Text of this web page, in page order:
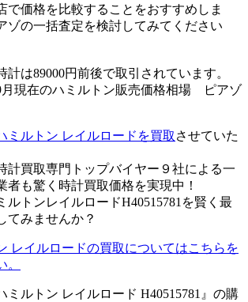
で価格を比較することをおすすめしま
ゾの一括査定を検討してみてください
計は89000円前後で取引されています。
月現在のハミルトン販売価格相場 ピアゾ
ミルトン レイルロードを買取 させていた
計買取専門トップバイヤー９社による一
者も驚く時計買取価格を実現中！
ルトンレイルロードH40515781を賢く最
てみませんか？
レイルロードの買取についてはこちらを
。
ミルトン レイルロード H40515781』の購